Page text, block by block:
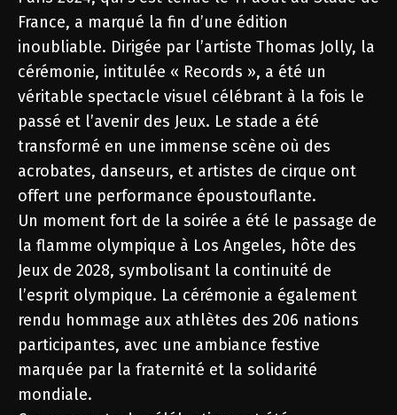
France, a marqué la fin d’une édition
inoubliable. Dirigée par l’artiste Thomas Jolly, la
cérémonie, intitulée « Records », a été un
véritable spectacle visuel célébrant à la fois le
passé et l’avenir des Jeux. Le stade a été
transformé en une immense scène où des
acrobates, danseurs, et artistes de cirque ont
offert une performance époustouflante.
Un moment fort de la soirée a été le passage de
la flamme olympique à Los Angeles, hôte des
Jeux de 2028, symbolisant la continuité de
l’esprit olympique. La cérémonie a également
rendu hommage aux athlètes des 206 nations
participantes, avec une ambiance festive
marquée par la fraternité et la solidarité
mondiale.